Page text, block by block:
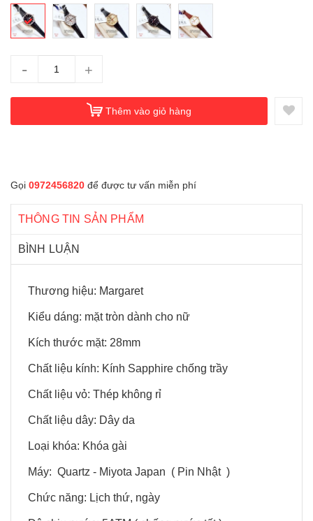
- +
Thêm vào giỏ hàng
Gọi 0972456820 để được tư vấn miễn phí
THÔNG TIN SẢN PHẨM
BÌNH LUẬN
Thương hiệu: Margaret
Kiểu dáng: mặt tròn dành cho nữ
Kích thước mặt: 28mm
Chất liệu kính: Kính Sapphire chống trầy
Chất liệu vỏ: Thép không rỉ
Chất liệu dây: Dây da
Loại khóa: Khóa gài
Máy: Quartz - Miyota Japan ( Pin Nhật )
Chức năng: Lịch thứ, ngày